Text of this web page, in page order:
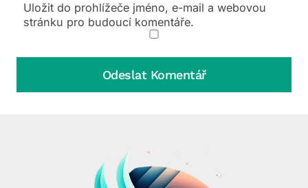
Uložit do prohlížeče jméno, e-mail a webovou
stránku pro budoucí komentáře.